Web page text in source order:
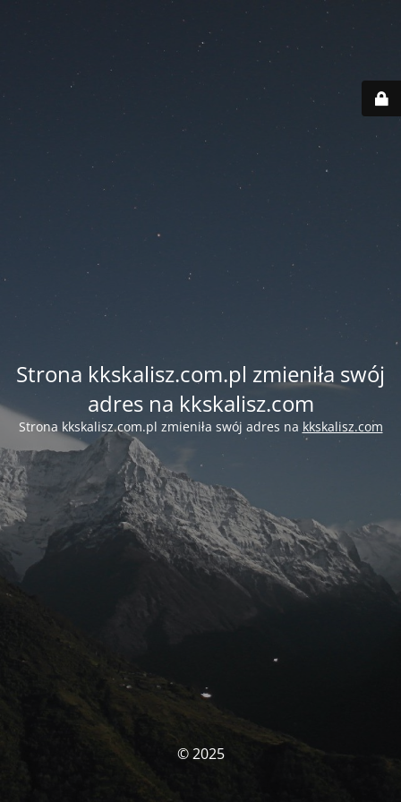
Strona kkskalisz.com.pl zmieniła swój
adres na kkskalisz.com
Strona kkskalisz.com.pl zmieniła swój adres na kkskalisz.com
© 2025